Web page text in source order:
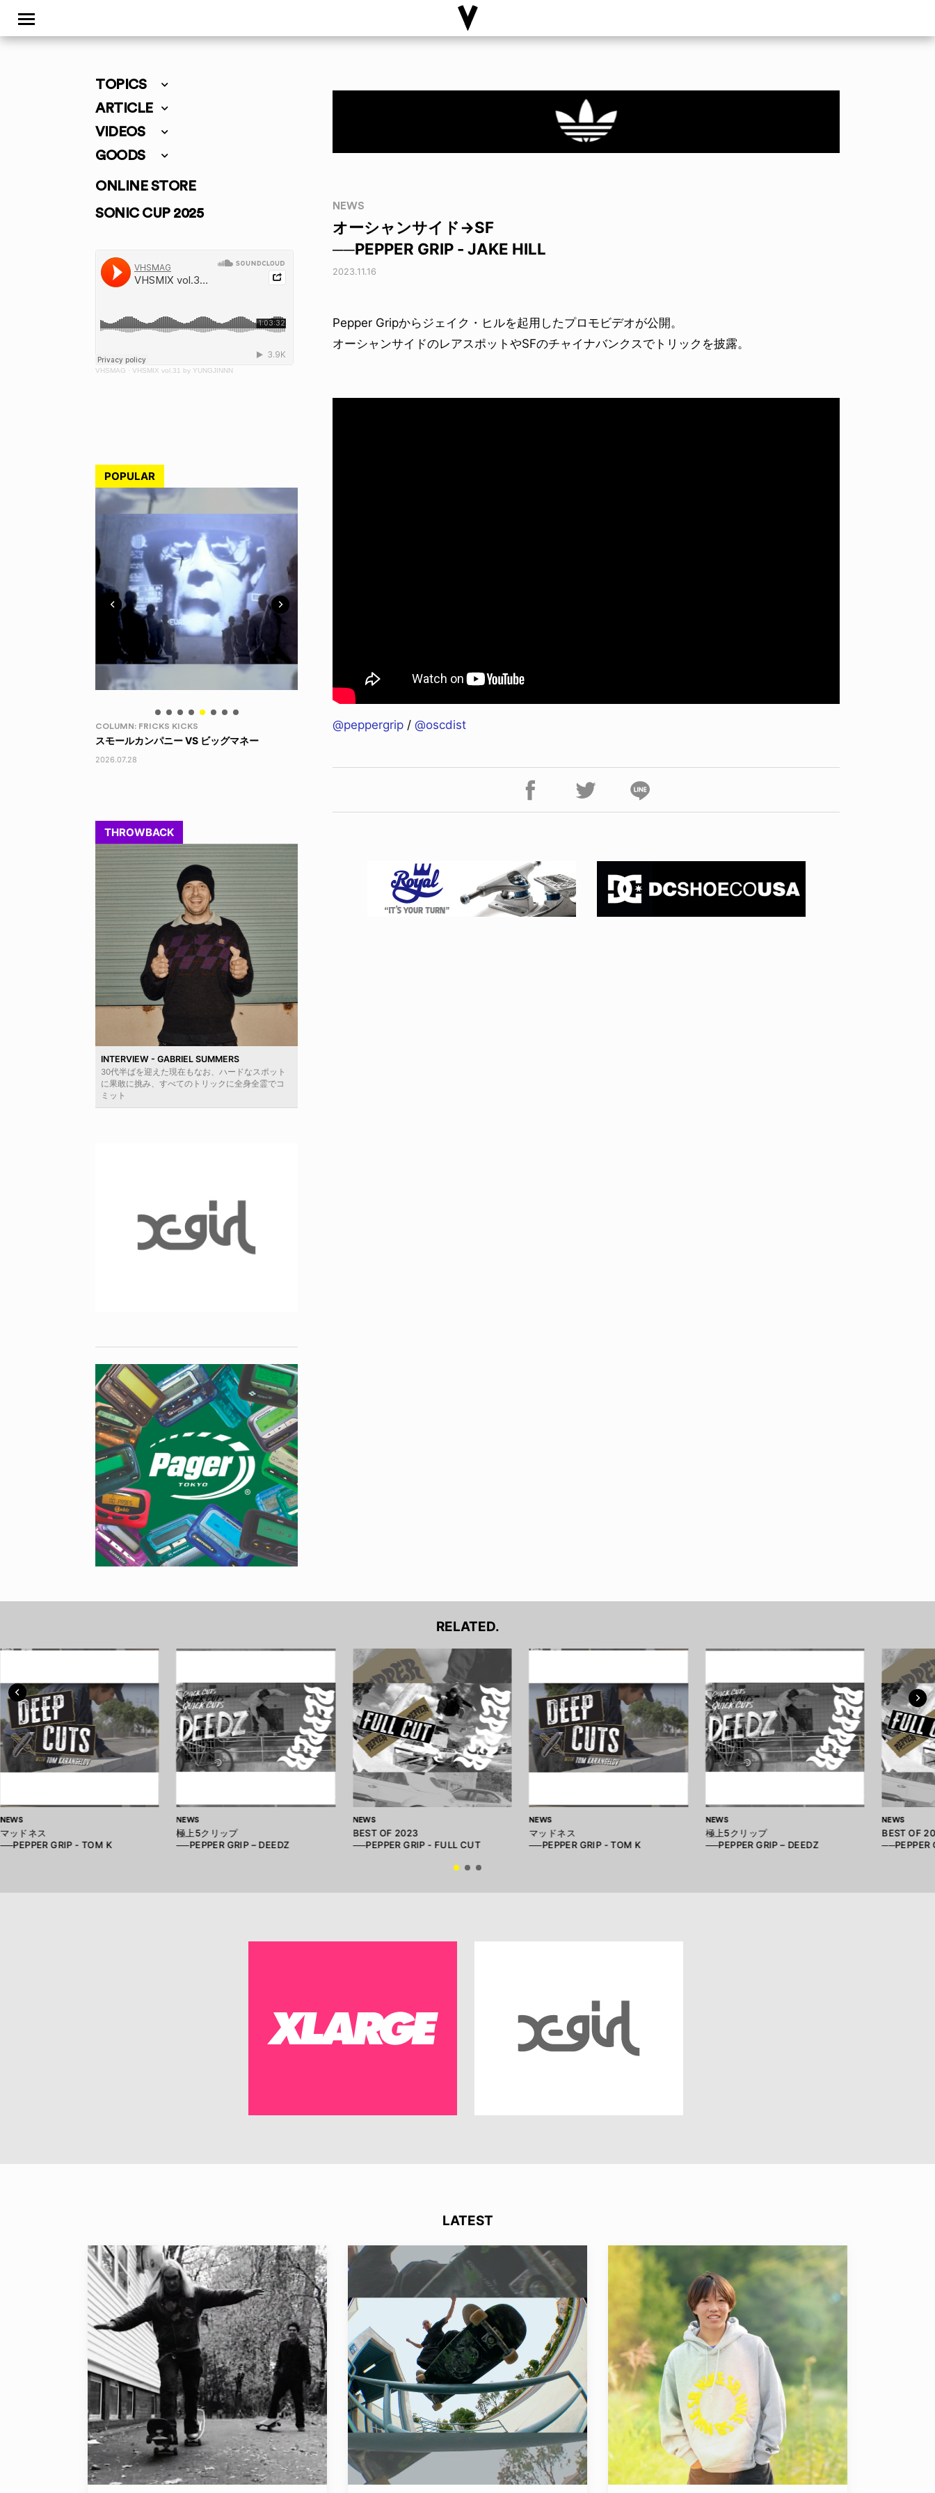
TOPICS
ARTICLE
VIDEOS
GOODS
ONLINE STORE
SONIC CUP 2025
VHSMAG · VHSMIX vol.31 by YUNGJINNN
POPULAR
LIFE HACK
LINE SOCKS
2026.08.04
LIFE HACK
THROWBACK
INTERVIEW - GABRIEL SUMMERS
30代半ばを迎えた現在もなお、ハードなスポット
に果敢に挑み、すべてのトリックに全身全霊でコ
ミット
NEWS
オーシャンサイド→SF
──PEPPER GRIP - JAKE HILL
2023.11.16
Pepper Gripからジェイク・ヒルを起用したプロモビデオが公開。
オーシャンサイドのレアスポットやSFのチャイナバンクスでトリックを披露。
@peppergrip / @oscdist
RELATED.
NEWS
マッドネス
──PEPPER GRIP - TOM K
NEWS
極上5クリップ
──PEPPER GRIP – DEEDZ
NEWS
BEST OF 2023
──PEPPER GRIP - FULL CUT
NEWS
マッドネス
──PEPPER GRIP - TOM K
NEWS
極上5クリップ
──PEPPER GRIP – DEEDZ
NEWS
BEST OF
──PEPPER
LATEST